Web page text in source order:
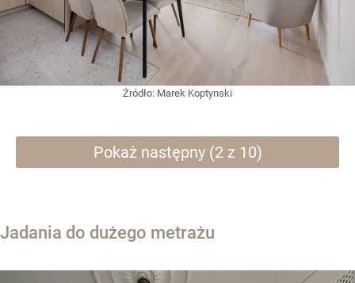
Żródło: Marek Koptynski
Pokaż następny (2 z 10)
Jadania do dużego metrażu